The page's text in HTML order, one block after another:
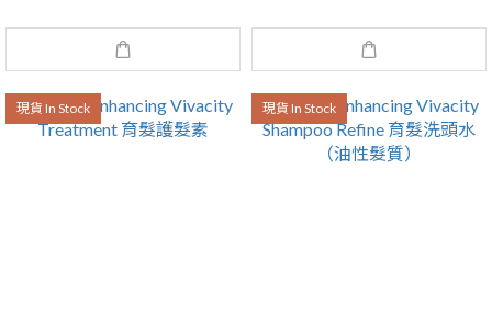
現貨 In Stock 現貨 In Stock